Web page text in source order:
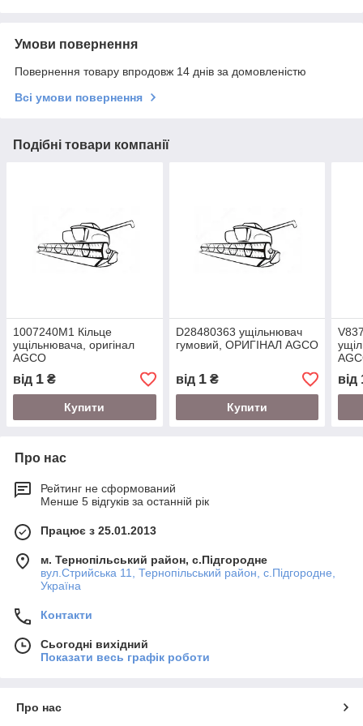
Умови повернення
Повернення товару впродовж 14 днів за домовленістю
Всі умови повернення
Подібні товари компанії
1007240M1 Кільце
ущільнювача, оригінал
AGCO
від 1 ₴
Купити
D28480363 ущільнювач
гумовий, ОРИГІНАЛ AGCO
від 1₴
Купити
від
Про нас
Рейтинг не сформований
Менше 5 відгуків за останній рік
Працює з 25.01.2013
м. Тернопільський район, с.Підгородне
вул.Стрийська 11, Тернопільський район, с.Підгородне,
Україна
Контакти
Сьогодні вихідний
Показати весь графік роботи
Про нас